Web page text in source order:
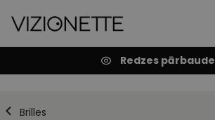
Redzes pārbaude
Brilles